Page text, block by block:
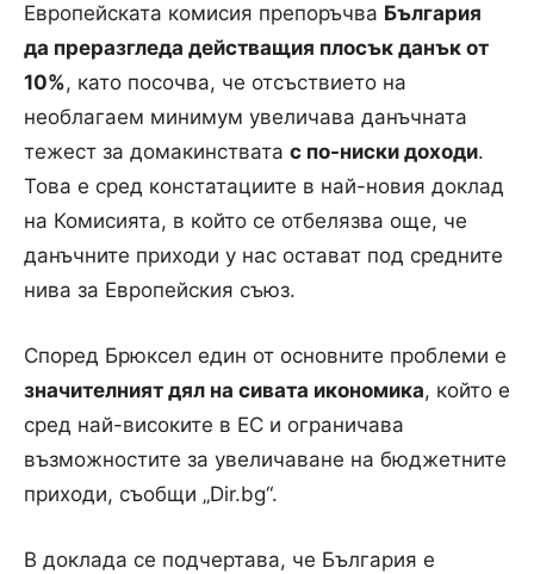
Европейската комисия препоръчва България
да преразгледа действащия плосък данък от
10%, като посочва, че отсъствието на
необлагаем минимум увеличава данъчната
тежест за домакинствата с по-ниски доходи.
Това е сред констатациите в най-новия доклад
на Комисията, в който се отбелязва още, че
данъчните приходи у нас остават под средните
нива за Европейския съюз.
Според Брюксел един от основните проблеми е
значителният дял на сивата икономика, който е
сред най-високите в ЕС и ограничава
възможностите за увеличаване на бюджетните
приходи, съобщи „Dir.bg“.
В доклада се подчертава, че България е